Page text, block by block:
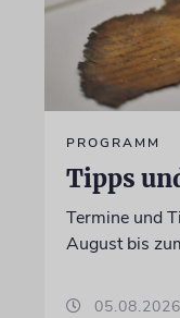
PROGRAMM
Tipps
Termine und
August bis
05.08.2026